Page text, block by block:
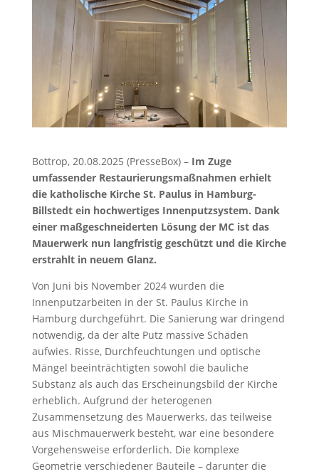
Bottrop, 20.08.2025 (PresseBox) – Im Zuge
umfassender Restaurierungsmaßnahmen erhielt
die katholische Kirche St. Paulus in Hamburg-
Billstedt ein hochwertiges Innenputzsystem. Dank
einer maßgeschneiderten Lösung der MC ist das
Mauerwerk nun langfristig geschützt und die Kirche
erstrahlt in neuem Glanz.
Von Juni bis November 2024 wurden die
Innenputzarbeiten in der St. Paulus Kirche in
Hamburg durchgeführt. Die Sanierung war dringend
notwendig, da der alte Putz massive Schäden
aufwies. Risse, Durchfeuchtungen und optische
Mängel beeinträchtigten sowohl die bauliche
Substanz als auch das Erscheinungsbild der Kirche
erheblich. Aufgrund der heterogenen
Zusammensetzung des Mauerwerks, das teilweise
aus Mischmauerwerk besteht, war eine besondere
Vorgehensweise erforderlich. Die komplexe
Geometrie verschiedener Bauteile – darunter die